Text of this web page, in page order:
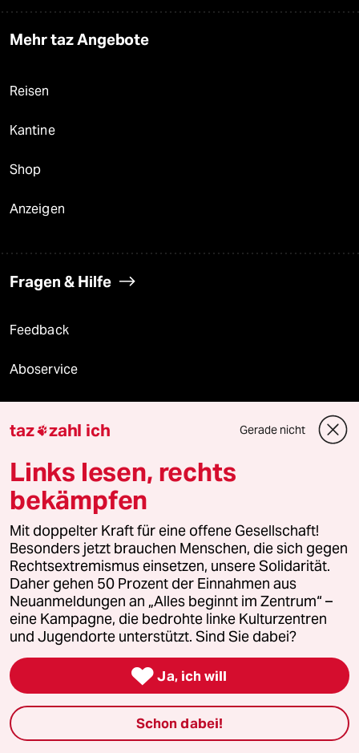
Mehr taz Angebote
Reisen
Kantine
Shop
Anzeigen
Fragen & Hilfe
Feedback
Aboservice
© 2026 taz Verlags und Vertriebs GmbH
Alle Rechte vorbehalten. Bei rechtlichen Fragen oder für Genehmigungen
wenden Sie sich bitte anlizenzen@taz.de
Feedback Redaktionsstatut Kommune-Richtlinien KI-
Leitlinie Informant Datenschutz Impressum AGB
Seitenwende Einwilligungen widerrufen (Ads)
taz zahl ich Gerade nicht
Links lesen, rechts
bekämpfen
Mit doppelter Kraft für eine offene Gesellschaft!
Besonders jetzt brauchen Menschen, die sich gegen
Rechtsextremismus einsetzen, unsere Solidarität.
Daher gehen 50 Prozent der Einnahmen aus
Neuanmeldungen an „Alles beginnt im Zentrum“ –
eine Kampagne, die bedrohte linke Kulturzentren
und Jugendorte unterstützt. Sind Sie dabei?
 Ja, ich will
Schon dabei!